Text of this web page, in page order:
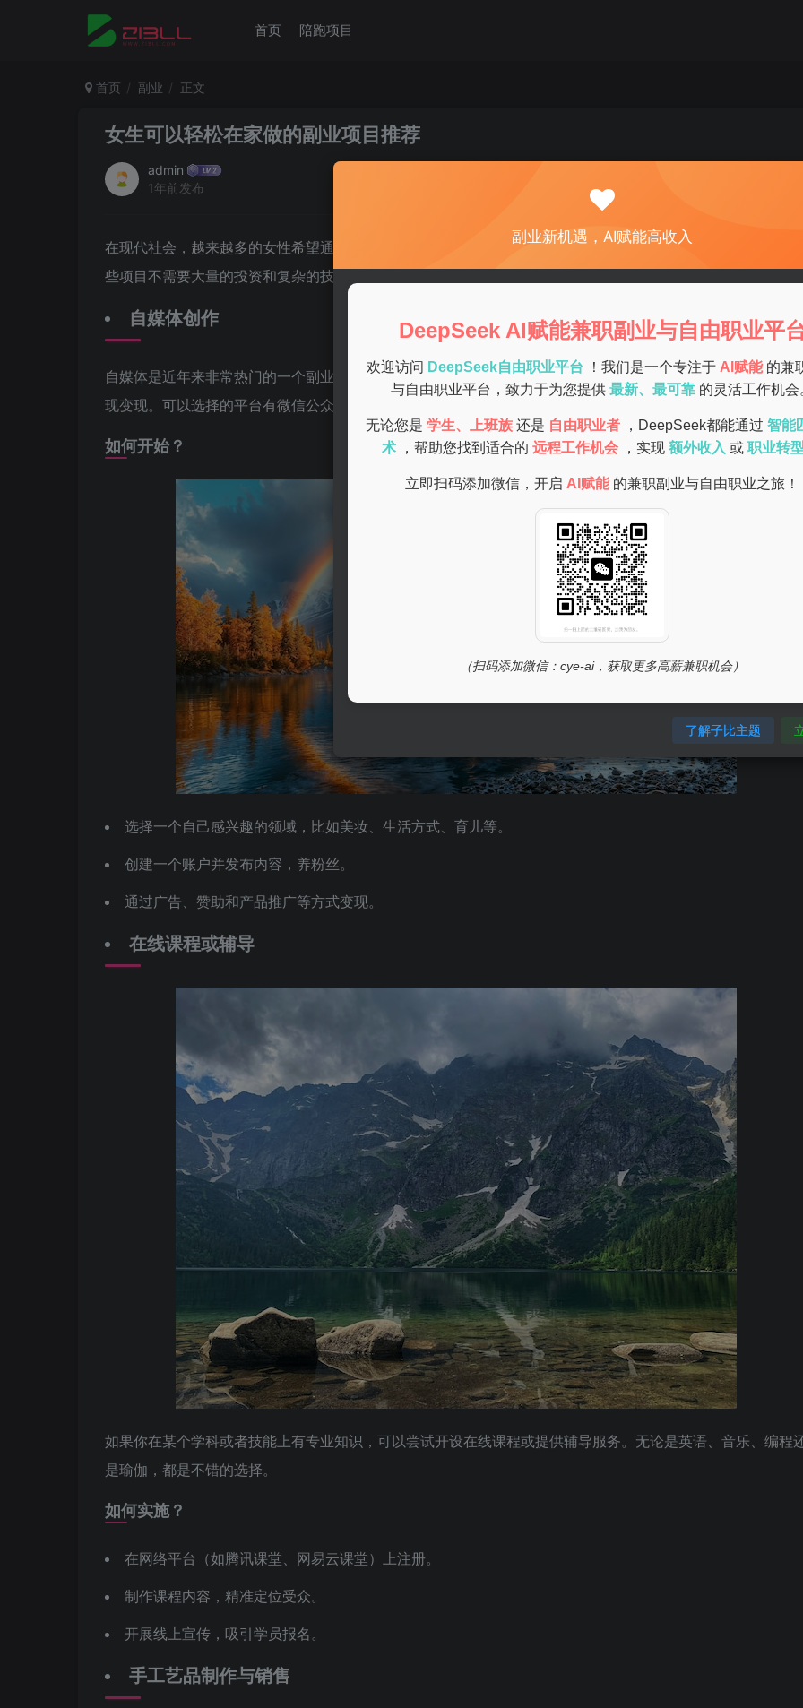
首页 陪跑项目
首页 副业 正文
女生可以轻松在家做的副业项目推荐
admin
1年前发布
在现代社会，越来越多的女性希望通过副业来增加收入。以下是一些适合女生在家轻松进行的副业项目推荐，
些项目不需要大量的投资和复杂的技能，非常适合忙碌的女性们。
自媒体创作
自媒体是近年来非常热门的一个副业选择。女生可以通过写博客、制作视频或分享生活经验来吸引粉丝，从而
现变现。可以选择的平台有微信公众号、小红书、抖音等。
如何开始？
选择一个自己感兴趣的领域，比如美妆、生活方式、育儿等。
创建一个账户并发布内容，养粉丝。
通过广告、赞助和产品推广等方式变现。
在线课程或辅导
如果你在某个学科或者技能上有专业知识，可以尝试开设在线课程或提供辅导服务。无论是英语、音乐、编程
是瑜伽，都是不错的选择。
如何实施？
在网络平台（如腾讯课堂、网易云课堂）上注册。
制作课程内容，精准定位受众。
开展线上宣传，吸引学员报名。
手工艺品制作与销售
副业新机遇，AI赋能高收入
DeepSeek AI赋能兼职副业与自由职业平
欢迎访问 DeepSeek自由职业平台 ！我们是一个专注于 AI赋能 的兼
与自由职业平台，致力于为您提供 最新、最可靠 的灵活工作机会
无论您是 学生、上班族 还是 自由职业者 ，DeepSeek都能通过 智能
术
，帮助您找到适合的 远程工作机会 ，实现 额外收入 或 职业转
立即扫码添加微信，开启 AI赋能 的兼职副业与自由职业之旅！
（扫码添加微信：cye-ai，获取更多高薪兼职机会）
了解子比主题